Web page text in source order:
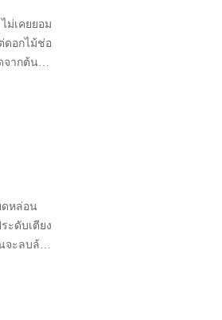
ม่เคยยอม
อกไม้ช่อ
กต้นใน
ดเวลา
นให
ดหล่อน
ะดับเตียง
ะลบล้าง
พาขึ้นแน่